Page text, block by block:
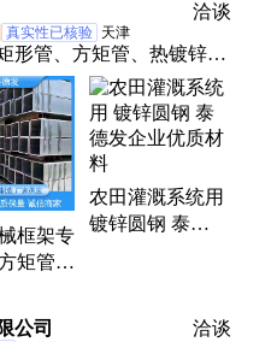
洽谈
真实性已核验 天津
形管、方矩管、热镀锌、
管、养猪大棚、养殖大
方管定做、大棚骨架、矩
管、大邱庄方管、大口径
框架专
矩管
农田灌溉系统用
镀锌圆钢 泰德
公司 洽谈